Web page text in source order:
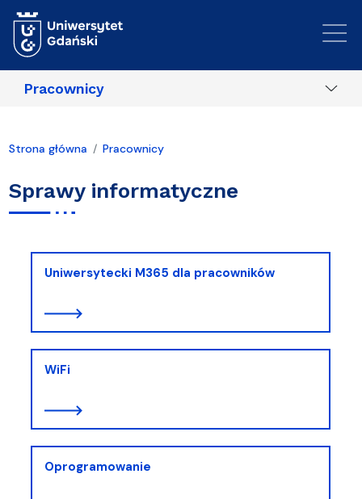
Pracownicy
Strona główna Pracownicy
Sprawy informatyczne
Uniwersytecki M365 dla pracowników
WiFi
Oprogramowanie